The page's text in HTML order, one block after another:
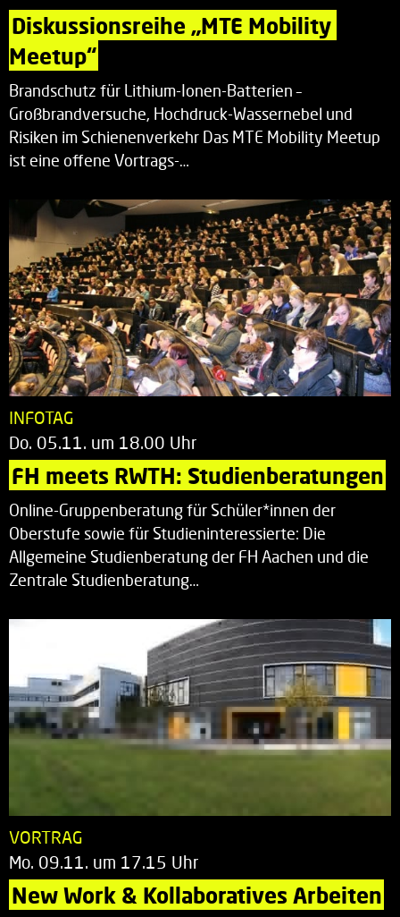
Diskussionsreihe „MTE Mobility
Meetup“
Brandschutz für Lithium-Ionen-Batterien –
Großbrandversuche, Hochdruck-Wassernebel und
Risiken im Schienenverkehr Das MTE Mobility Meetup
ist eine offene Vortrags-…
INFOTAG
Do. 05.11. um 18.00 Uhr
FH meets RWTH: Studienberatungen
Online-Gruppenberatung für Schüler*innen der
Oberstufe sowie für Studieninteressierte: Die
Allgemeine Studienberatung der FH Aachen und die
Zentrale Studienberatung…
VORTRAG
Mo. 09.11. um 17.15 Uhr
New Work & Kollaboratives Arbeiten